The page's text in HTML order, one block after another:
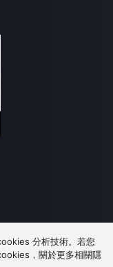
分析技術。若您
，關於更多相關隱